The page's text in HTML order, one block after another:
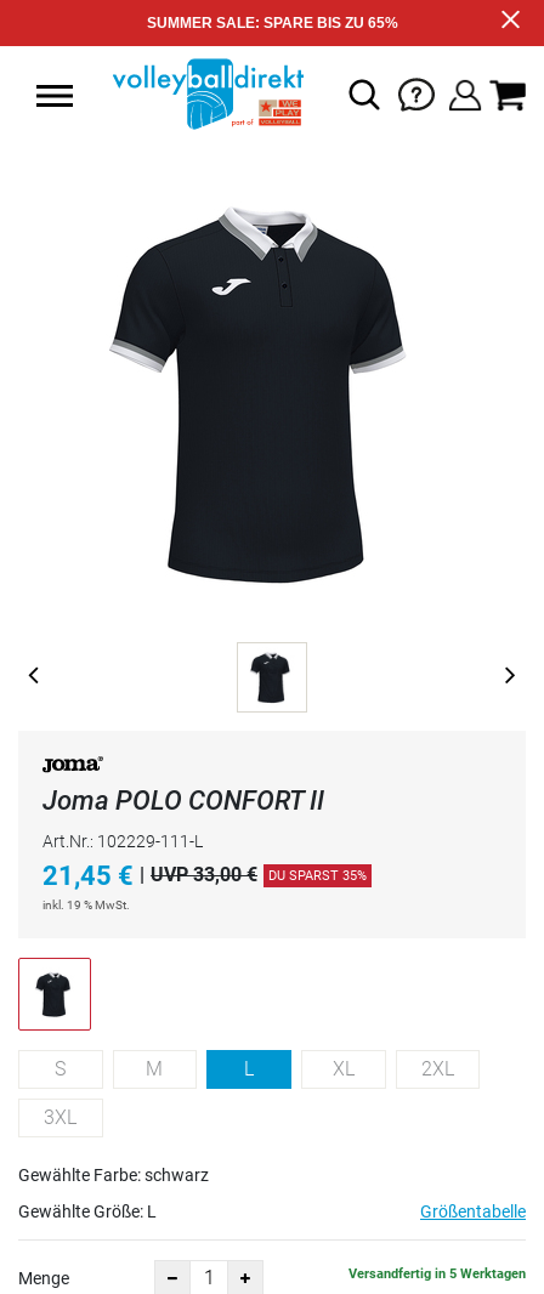
SUMMER SALE: SPARE BIS ZU 65%
Joma POLO CONFORT II
Art.Nr.: 102229-111-L
21,45 € UVP 33,00 € DU SPARST 35%
inkl. 19 % MwSt.
S M L XL 2XL
3XL
Gewählte Farbe: schwarz
Gewählte Größe: L Größentabelle
Menge Versandfertig in 5 Werktagen